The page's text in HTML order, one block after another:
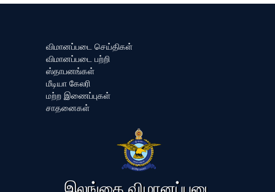
விமானப்படை செய்திகள்
விமானப்படை பற்றி
ஸ்தாபனங்கள்
மீடியா கேலரி
மற்ற இணைப்புகள்
சாதனைகள்
இலங்கை விமானப்படை